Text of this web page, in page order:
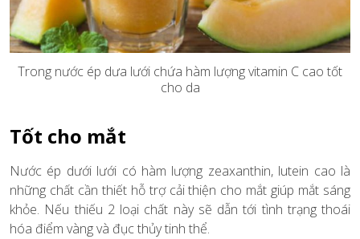
Trong nước ép dưa lưới chứa hàm lượng vitamin C cao tốt
cho da
Tốt cho mắt
Nước ép dưới lưới có hàm lượng zeaxanthin, lutein cao là
những chất cần thiết hỗ trợ cải thiện cho mắt giúp mắt sáng
khỏe. Nếu thiếu 2 loại chất này sẽ dẫn tới tình trạng thoái
hóa điểm vàng và đục thủy tinh thể.